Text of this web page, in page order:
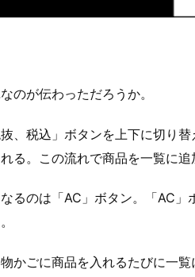
のが伝わっただろうか。
抜、税込」ボタンを上下に切り
る。この流れで商品を一覧に
るのは「AC」ボタン。「AC
かごに商品を入れるたびに一